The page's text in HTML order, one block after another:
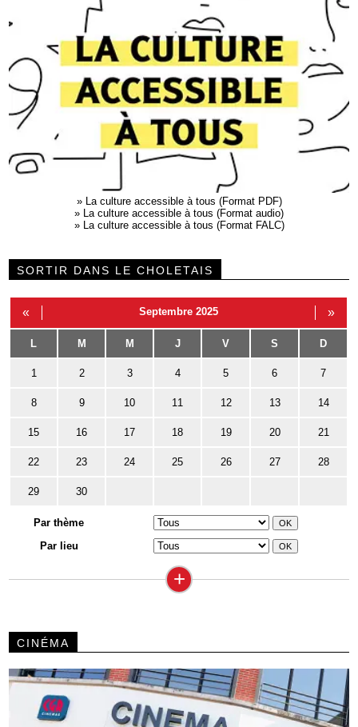
»
La culture accessible à tous (Format PDF)
»
La culture accessible à tous (Format audio)
»
La culture accessible à tous (Format FALC)
SORTIR DANS LE CHOLETAIS
« Septembre 2025 »
L M M J V S D
1 2 3 4 5 6 7
8 9 10 11 12 13 14
15 16 17 18 19 20 21
22 23 24 25 26 27 28
29 30
Par thème
Par lieu
+
CINÉMA